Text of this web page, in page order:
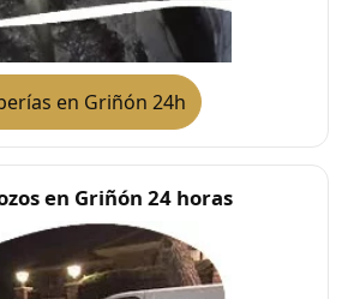
en Griñón 24h
en Griñón 24 horas